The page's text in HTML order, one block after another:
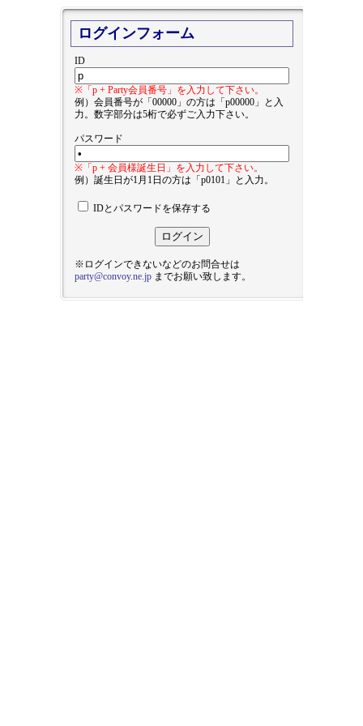
ログインフォーム
ID
※「p + Party会員番号」を入力して下さい。
例）会員番号が「00000」の方は「p00000」と入
力。数字部分は5桁で必ずご入力下さい。
パスワード
※「p + 会員様誕生日」を入力して下さい。
例）誕生日が1月1日の方は「p0101」と入力。
IDとパスワードを保存する
※ログインできないなどのお問合せは
party@convoy.ne.jp までお願い致します。